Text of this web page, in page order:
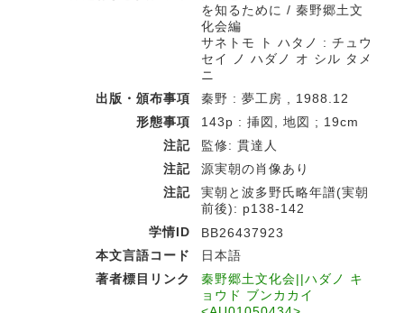
を知るために / 秦野郷土文
化会編
サネトモ ト ハタノ : チュウ
セイ ノ ハダノ オ シル タメ
ニ
出版・頒布事項
秦野 : 夢工房 , 1988.12
形態事項
143p : 挿図, 地図 ; 19cm
注記
監修: 貫達人
注記
源実朝の肖像あり
注記
実朝と波多野氏略年譜(実朝
前後): p138-142
学情ID
BB26437923
本文言語コード
日本語
著者標目リンク
秦野郷土文化会||ハダノ キ
ョウド ブンカカイ